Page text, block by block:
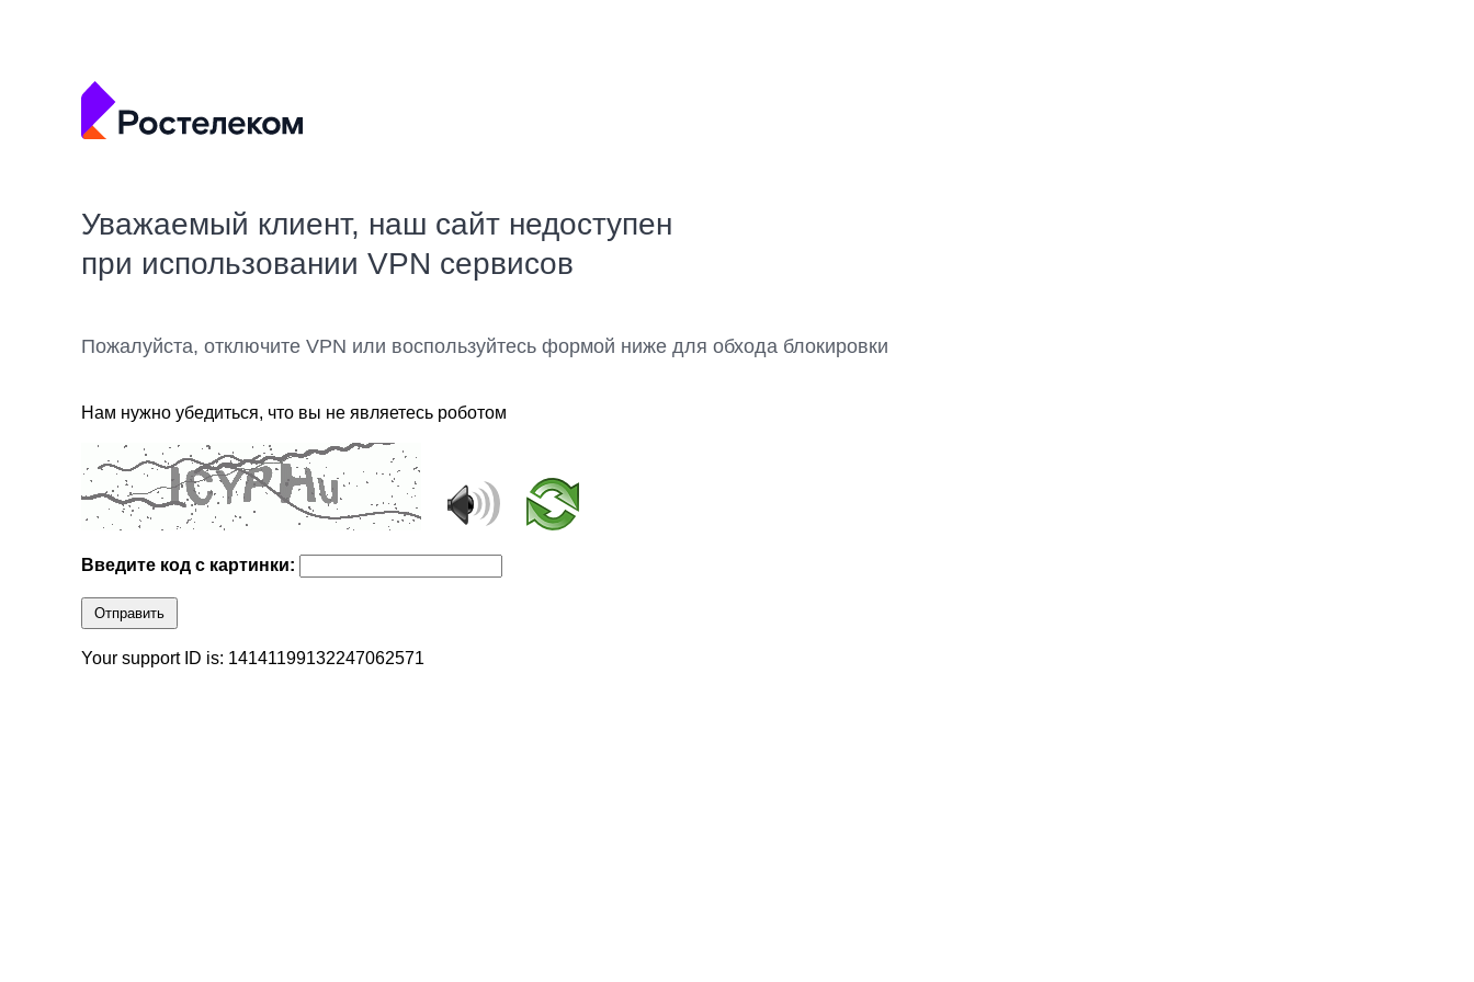
Уважаемый клиент, наш сайт недоступен
при использовании VPN сервисов
Пожалуйста, отключите VPN или воспользуйтесь формой ниже для обхода блокировки
Нам нужно убедиться, что вы не являетесь роботом
Введите код с картинки:
Отправить
Your support ID is: 14141199132247062571